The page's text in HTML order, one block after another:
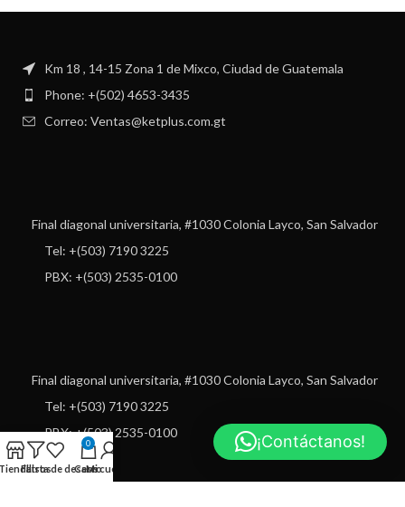
Km 18 , 14-15 Zona 1 de Mixco, Ciudad de Guatemala
Phone: +(502) 4653-3435
Correo: Ventas@ketplus.com.gt
Final diagonal universitaria, #1030 Colonia Layco, San Salvador
Tel: +(503) 7190 3225
PBX: +(503) 2535-0100
Final diagonal universitaria, #1030 Colonia Layco, San Salvador
Tel: +(503) 7190 3225
PBX: +(503) 2535-0100
Filtros
Lista de deseos
0
Carro
Mi cuenta
¡Contáctanos!